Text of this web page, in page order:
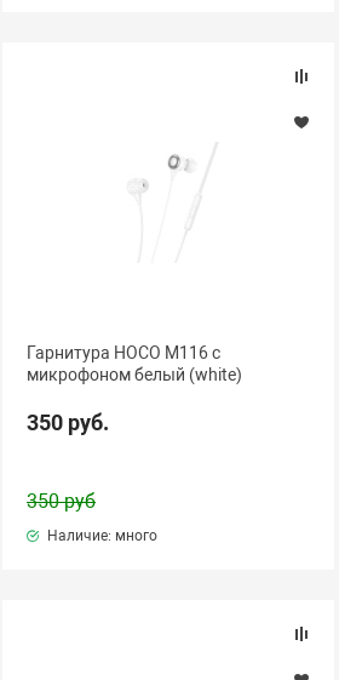
Гарнитура HOCO M116 с
микрофоном белый (white)
350 руб.
350 руб
Наличие: много